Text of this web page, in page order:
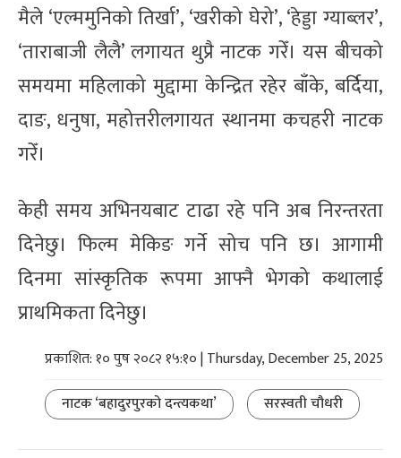
मैले ‘एल्ममुनिको तिर्खा’, ‘खरीको घेरो’, ‘हेड्डा ग्याब्लर’,
‘ताराबाजी लैलै’ लगायत थुप्रै नाटक गरेँ। यस बीचको
समयमा महिलाको मुद्दामा केन्द्रित रहेर बाँके, बर्दिया,
दाङ, धनुषा, महोत्तरीलगायत स्थानमा कचहरी नाटक
गरेँ।
केही समय अभिनयबाट टाढा रहे पनि अब निरन्तरता
दिनेछु। फिल्म मेकिङ गर्ने सोच पनि छ। आगामी
दिनमा सांस्कृतिक रूपमा आफ्नै भेगको कथालाई
प्राथमिकता दिनेछु।
प्रकाशित: १० पुष २०८२ १५:१० | Thursday, December 25, 2025
नाटक ‘बहादुरपुरको दन्त्यकथा’
सरस्वती चौधरी